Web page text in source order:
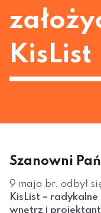
KisList
Szanowni
9 maja br. odbył
KisList –
wnętrz i